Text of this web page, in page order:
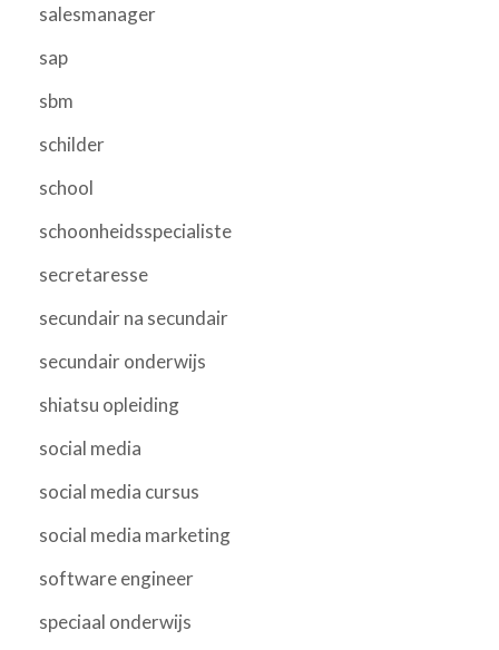
salesmanager
sap
sbm
schilder
school
schoonheidsspecialiste
secretaresse
secundair na secundair
secundair onderwijs
shiatsu opleiding
social media
social media cursus
social media marketing
software engineer
speciaal onderwijs